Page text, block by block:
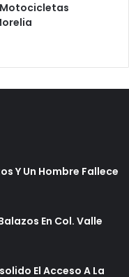
Motocicletas
Y Un Hombre Fallece
En Col. Valle
El Acceso A La